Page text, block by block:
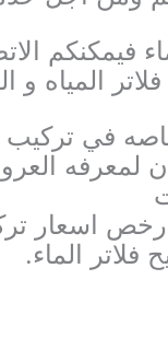
فيمكنكم
المياه و
في تركيب
اسعار
الماء.